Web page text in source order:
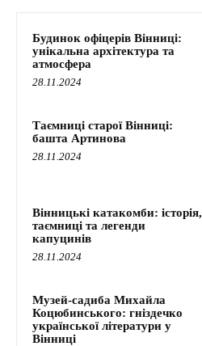
Будинок офіцерів Вінниці:
унікальна архітектура та
атмосфера
28.11.2024
Таємниці старої Вінниці:
башта Артинова
28.11.2024
Вінницькі катакомби: історія,
таємниці та легенди
капуцинів
28.11.2024
Музей-садиба Михайла
Коцюбинського: гніздечко
української літератури у
Вінниці